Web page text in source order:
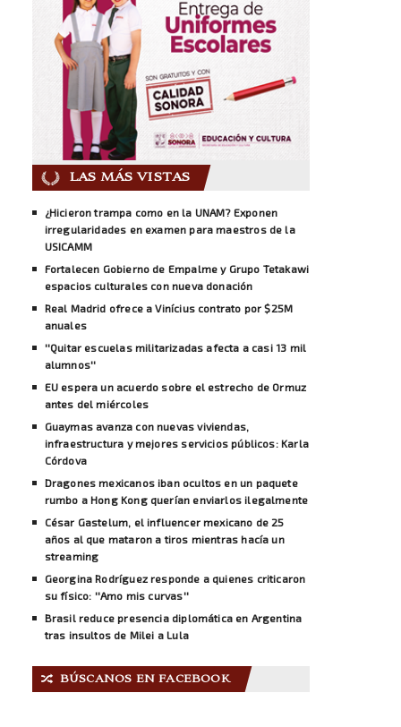
LAS MÁS VISTAS
¿Hicieron trampa como en la UNAM? Exponen
irregularidades en examen para maestros de la
USICAMM
Fortalecen Gobierno de Empalme y Grupo Tetakawi
espacios culturales con nueva donación
Real Madrid ofrece a Vinícius contrato por $25M
anuales
''Quitar escuelas militarizadas afecta a casi 13 mil
alumnos''
EU espera un acuerdo sobre el estrecho de Ormuz
antes del miércoles
Guaymas avanza con nuevas viviendas,
infraestructura y mejores servicios públicos: Karla
Córdova
Dragones mexicanos iban ocultos en un paquete
rumbo a Hong Kong querían enviarlos ilegalmente
César Gastelum, el influencer mexicano de 25
años al que mataron a tiros mientras hacía un
streaming
Georgina Rodríguez responde a quienes criticaron
su físico: ''Amo mis curvas''
Brasil reduce presencia diplomática en Argentina
tras insultos de Milei a Lula
🔀 BÚSCANOS EN FACEBOOK